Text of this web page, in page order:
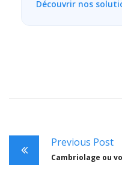
Découvrir nos
Previous Post